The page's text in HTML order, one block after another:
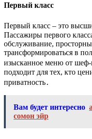
Первый класс
Первый класс – это
Пассажиры первого
обслуживание,
трансформироваться в
изысканное меню от шеф-
подходит для тех, кто
приватность․
Вам будет интересно
сомон эйр